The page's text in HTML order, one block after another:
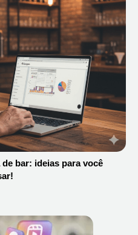
bar: ideias para você